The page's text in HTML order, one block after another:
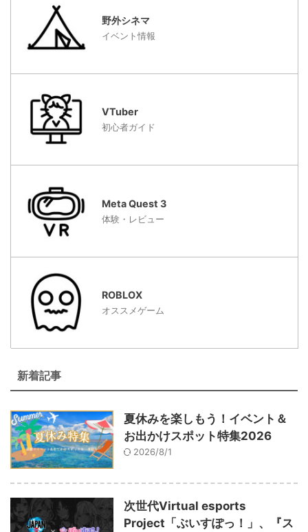
野外シネマ
イベント情報
VTuber
初心者ガイド
Meta Quest 3
体験・レビュー
ROBLOX
オススメゲーム
新着記事
夏休みを楽しもう！イベント＆
お出かけスポット特集2026
2026/8/1
次世代Virtual esports
Project「ぶいすぽっ！」、『ス